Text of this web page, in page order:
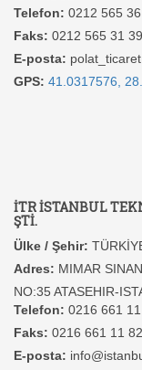
Telefon: 0212 565 36
Faks: 0212 565 31 39
E-posta:
GPS: 41.0317576,
İTR İSTANBUL
ŞTİ.
Ülke / Şehir:
Adres: MIMAR
NO:35 ATASEHIR-
Telefon: 0216 661 11
Faks: 0216 661 11 82
E-posta: